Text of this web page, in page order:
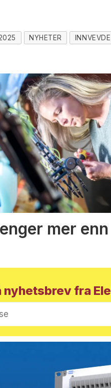
NYHETER
mer enn
nyhetsbrev fra